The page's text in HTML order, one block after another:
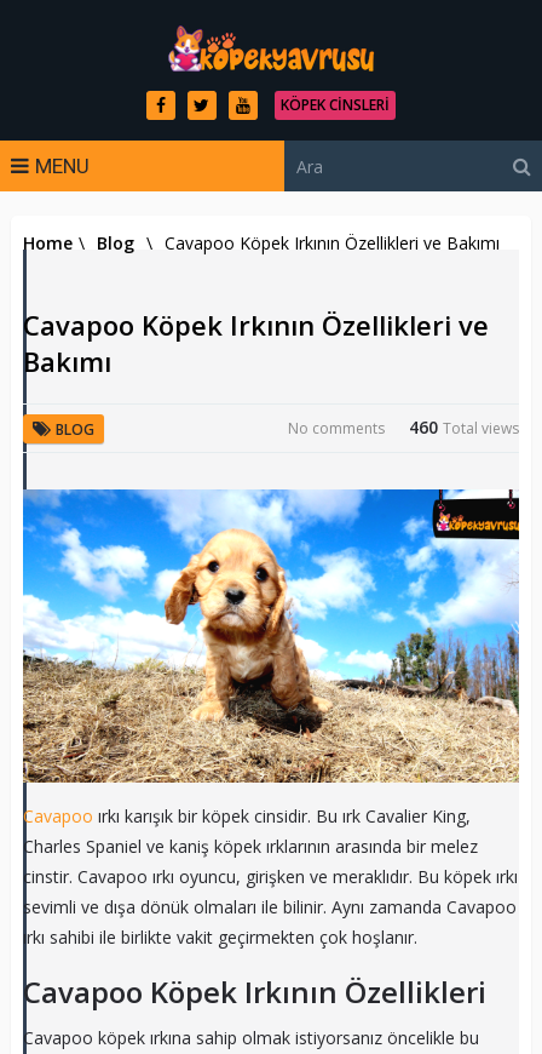
KÖPEK CINSLERI
MENU
Home \ Blog \ Cavapoo Köpek Irkının Özellikleri ve Bakımı
Cavapoo Köpek Irkının Özellikleri ve
Bakımı
BLOG 460Total views
No comments
Cavapoo ırkı karışık bir köpek cinsidir. Bu ırk Cavalier King,
Charles Spaniel ve kaniş köpek ırklarının arasında bir melez
cinstir. Cavapoo ırkı oyuncu, girişken ve meraklıdır. Bu köpek ırkı
sevimli ve dışa dönük olmaları ile bilinir. Aynı zamanda Cavapoo
ırkı sahibi ile birlikte vakit geçirmekten çok hoşlanır.
Cavapoo Köpek Irkının Özellikleri
Cavapoo köpek ırkına sahip olmak istiyorsanız öncelikle bu